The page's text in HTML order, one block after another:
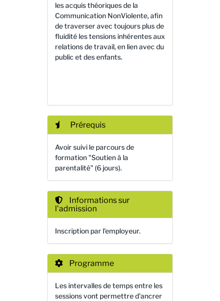
les acquis théoriques de la
Communication NonViolente, afin
de traverser avec toujours plus de
fluidité les tensions inhérentes aux
relations de travail, en lien avec du
public et des enfants.
Prérequis
Avoir suivi le parcours de
formation "Soutien à la
parentalité" (6 jours).
Informations sur
l'admission
Inscription par l'employeur.
Programme
Les intervalles de temps entre les
sessions vont permettre d'ancrer